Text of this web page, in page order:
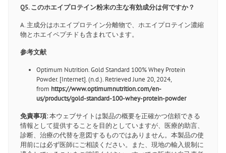
Q5. このホエイプロテイン粉末の主な有効成分は何ですか？
A. 主成分はホエイプロテイン分離物で、ホエイプロテイン濃縮
物とホエイペプチドも含まれています。
参考文献
Optimum Nutrition. Gold Standard 100% Whey Protein
Powder. [Internet]. (n.d.). Retrieved June 20, 2024,
from https://www.optimumnutrition.com/en-
us/products/gold-standard-100-whey-protein-powder
免責事項:本ウェブサイトは製品の概要を正確かつ信頼できる
情報として提供することを目的としていますが、医療的助言、
診断、治療の代替を意図するものではありません。本製品の使
用前には必ず医師にご相談ください。また、現地の輸入規制に